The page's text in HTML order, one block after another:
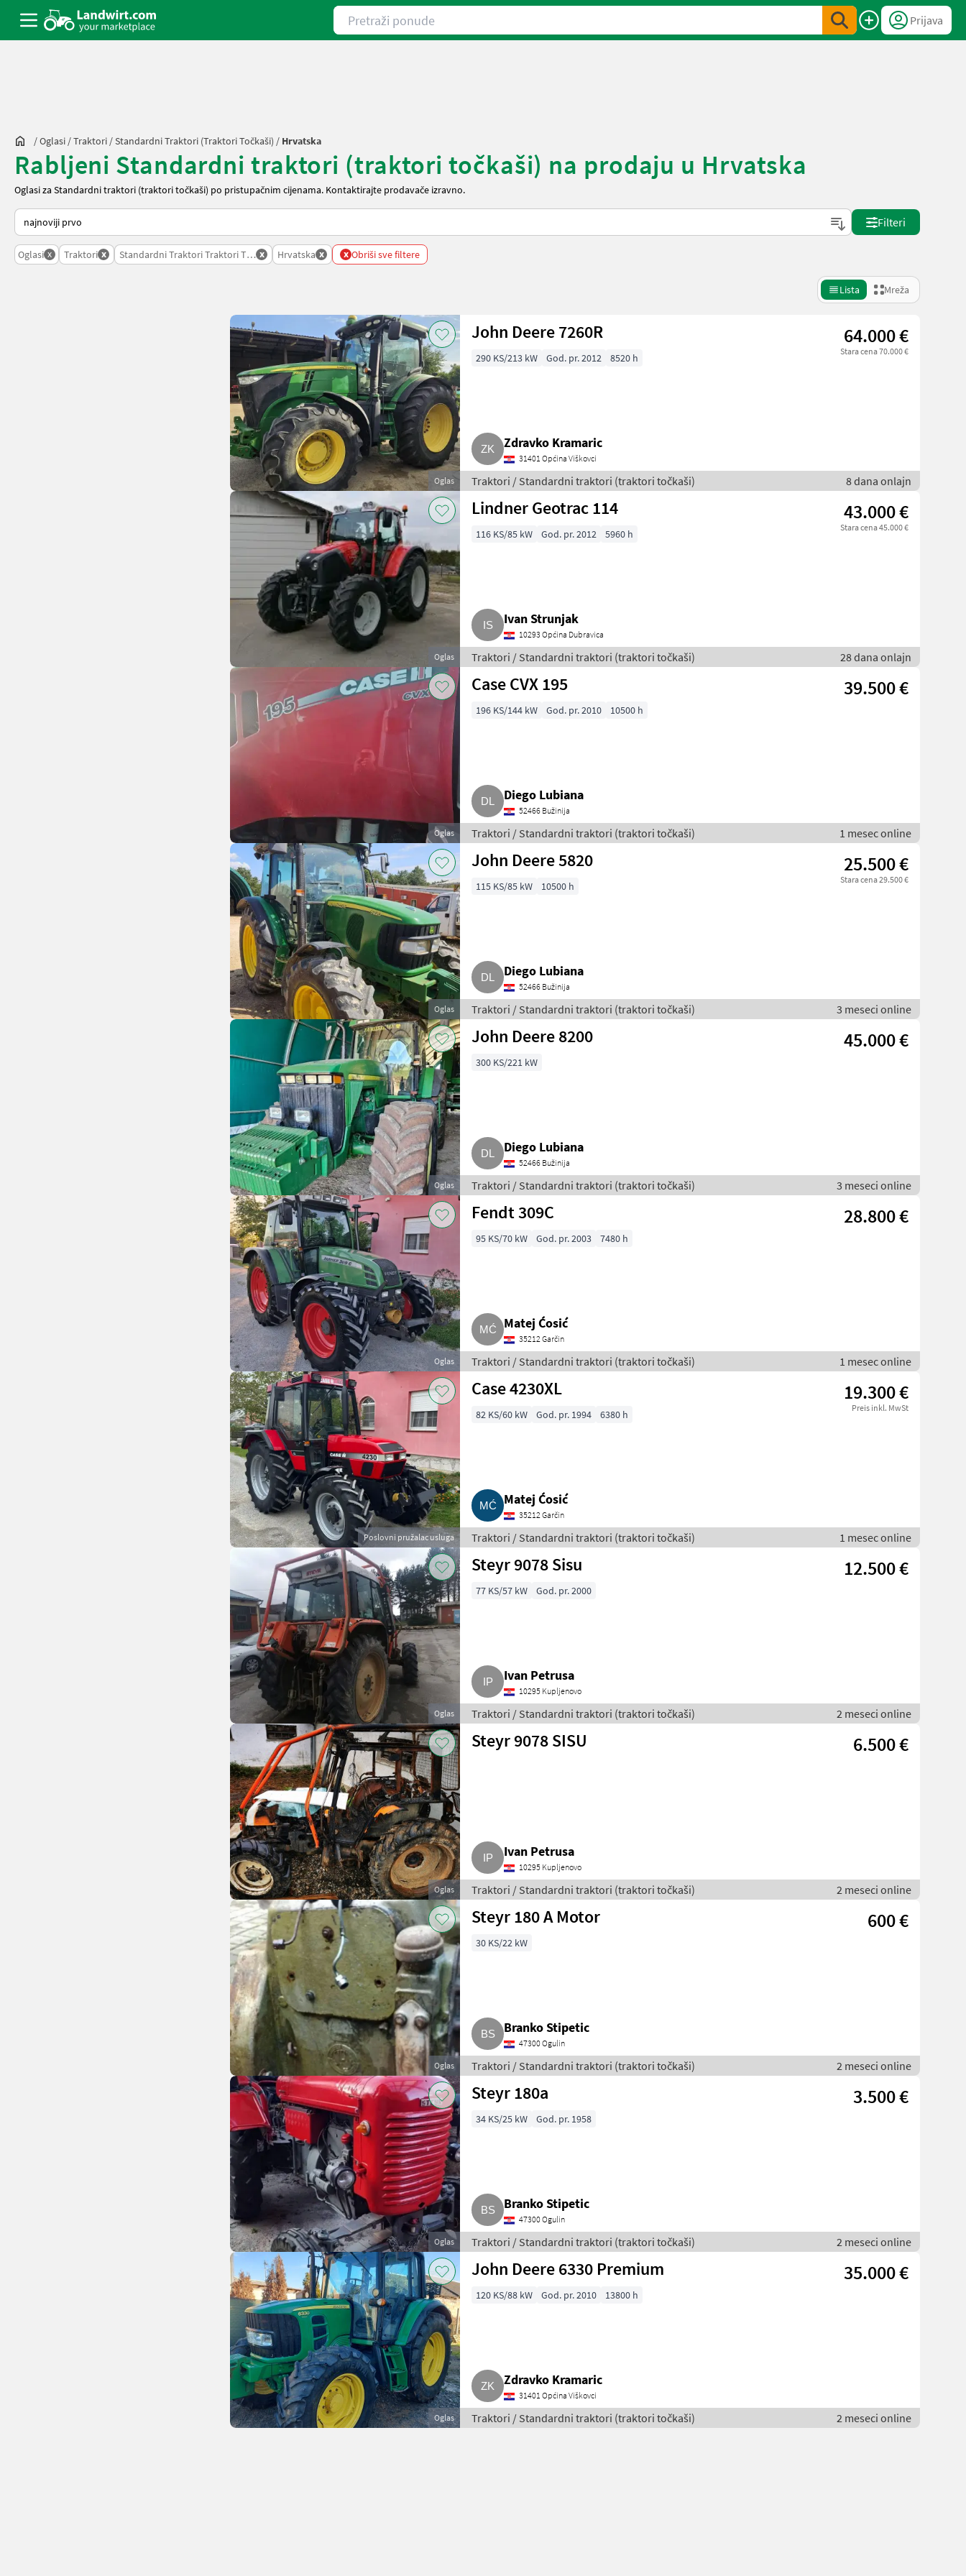
Pretraži ponude
Prijava
/Oglasi /Traktori /Standardni Traktori (traktori Točkaši) / Hrvatska
Rabljeni Standardni traktori (traktori točkaši) na prodaju u Hrvatska
Oglasi za Standardni traktori (traktori točkaši) po pristupačnim cijenama. Kontaktirajte prodavače izravno.
Način na koji sortira Landwirt.com
Filteri
Oglasi x Traktori x Standardni Traktori Traktori Tockasi
x Hrvatska x x Obriši sve filtere
Lista Mreža
Oglas
John Deere 7260R 64.000 €
Stara cena 70.000 €
290 KS/213 kW God. pr. 2012 8520 h
Zdravko Kramaric
31401 Općina Viškovci
Traktori / Standardni traktori (traktori točkaši) 8 dana onlajn
Oglas
Lindner Geotrac 114 43.000 €
Stara cena 45.000 €
116 KS/85 kW God. pr. 2012 5960 h
Ivan Strunjak
10293 Općina Dubravica
Traktori / Standardni traktori (traktori točkaši) 28 dana onlajn
Oglas
Case CVX 195 39.500 €
196 KS/144 kW God. pr. 2010 10500 h
Diego Lubiana
52466 Bužinija
Traktori / Standardni traktori (traktori točkaši) 1 mesec online
Oglas
John Deere 5820 25.500 €
Stara cena 29.500 €
115 KS/85 kW 10500 h
Diego Lubiana
52466 Bužinija
Traktori / Standardni traktori (traktori točkaši) 3 meseci online
Oglas
John Deere 8200 45.000 €
300 KS/221 kW
Diego Lubiana
52466 Bužinija
Traktori / Standardni traktori (traktori točkaši) 3 meseci online
Oglas
Fendt 309C 28.800 €
95 KS/70 kW God. pr. 2003 7480 h
Matej Ćosić
35212 Garčin
Traktori / Standardni traktori (traktori točkaši) 1 mesec online
Poslovni pružalac usluga
Case 4230XL 19.300 €
Preis inkl. MwSt
82 KS/60 kW God. pr. 1994 6380 h
Matej Ćosić
35212 Garčin
Traktori / Standardni traktori (traktori točkaši) 1 mesec online
Oglas
Steyr 9078 Sisu 12.500 €
77 KS/57 kW God. pr. 2000
Ivan Petrusa
10295 Kupljenovo
Traktori / Standardni traktori (traktori točkaši) 2 meseci online
Oglas
Steyr 9078 SISU 6.500 €
Ivan Petrusa
10295 Kupljenovo
Traktori / Standardni traktori (traktori točkaši) 2 meseci online
Oglas
Steyr 180 A Motor 600 €
30 KS/22 kW
Branko Stipetic
47300 Ogulin
Traktori / Standardni traktori (traktori točkaši) 2 meseci online
Oglas
Steyr 180a 3.500 €
34 KS/25 kW God. pr. 1958
Branko Stipetic
47300 Ogulin
Traktori / Standardni traktori (traktori točkaši) 2 meseci online
Oglas
John Deere 6330 Premium 35.000 €
120 KS/88 kW God. pr. 2010 13800 h
Zdravko Kramaric
31401 Općina Viškovci
Traktori / Standardni traktori (traktori točkaši) 2 meseci online